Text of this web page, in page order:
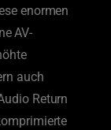
enormen
AV-
auch
Return